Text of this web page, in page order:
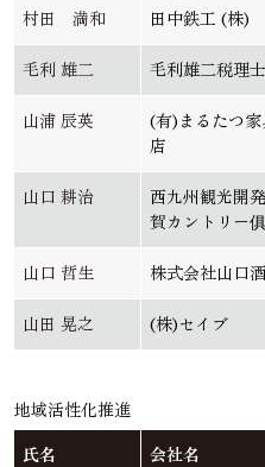
村田 満和 田中鉄工 (株)
毛利 雄二 毛利雄二税理
山浦 辰英
(有)まるたつ
店
山口 耕治
西九州観光開
賀カントリー
山口 哲生 株式会社山口
山田 晃之 (株)セイブ
地域活性化推進
氏名
会社名